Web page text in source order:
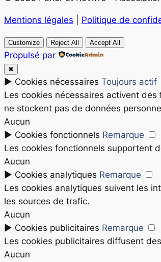
Mentions légales Politique de
Customize Reject All Accept All
Propulsé par
✖
► Cookies nécessaires Toujours actif
Les cookies nécessaires activent
ne stockent pas de données
Aucun
► Cookies fonctionnels Remarque
Les cookies fonctionnels supportent
Aucun
► Cookies analytiques Remarque
Les cookies analytiques suivent les
les sources de trafic.
Aucun
► Cookies publicitaires Remarque
Les cookies publicitaires diffusent
Aucun